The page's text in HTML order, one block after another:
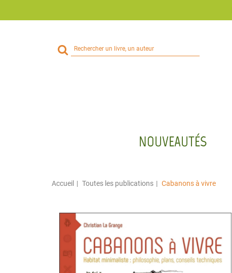
Rechercher
sur
NOUVEAUTÉS
Accueil Toutes les publications Cabanons à vivre